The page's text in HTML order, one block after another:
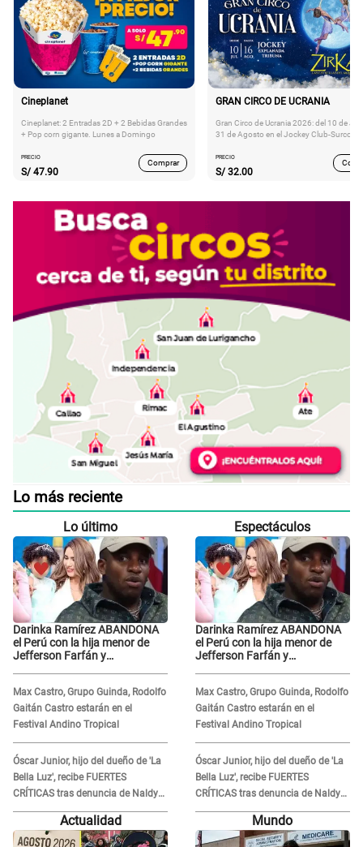
Cineplanet
Cineplanet: 2 Entradas 2D + 2 Bebidas Grandes
+ Pop corn gigante. Lunes a Domingo
PRECIO
S/ 47.90
Comprar
GRAN CIRCO DE UCRANIA
Gran Circo de Ucrania 2026: del 10 de
31 de Agosto en el Jockey Club-Surco
PRECIO
S/ 32.00
Lo más reciente
Lo último
Darinka Ramírez ABANDONA
el Perú con la hija menor de
Jefferson Farfán y
Max Castro, Grupo Guinda, Rodolfo
Gaitán Castro estarán en el
Festival Andino Tropical
Óscar Junior, hijo del dueño de 'La
Bella Luz', recibe FUERTES
CRÍTICAS tras denuncia de Naldy
Saldaña contra su tío: "Cómplice"
Espectáculos
Darinka Ramírez ABANDONA
el Perú con la hija menor de
Jefferson Farfán y
Max Castro, Grupo Guinda, Rodolfo
Gaitán Castro estarán en el
Festival Andino Tropical
Óscar Junior, hijo del dueño de 'La
Bella Luz', recibe FUERTES
CRÍTICAS tras denuncia de Naldy
Saldaña contra su tío: "Cómplice"
Actualidad Mundo